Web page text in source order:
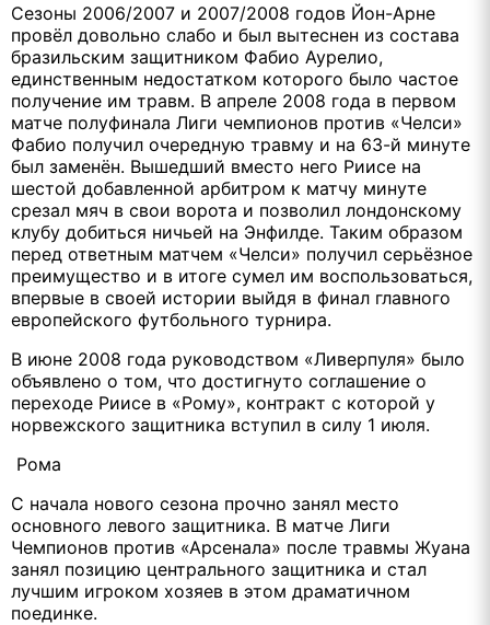
Сезоны 2006/2007 и 2007/2008 годов Йон-Арне
провёл довольно слабо и был вытеснен из состава
бразильским защитником Фабио Аурелио,
единственным недостатком которого было частое
получение им травм. В апреле 2008 года в первом
матче полуфинала Лиги чемпионов против «Челси»
Фабио получил очередную травму и на 63-й минуте
был заменён. Вышедший вместо него Риисе на
шестой добавленной арбитром к матчу минуте
срезал мяч в свои ворота и позволил лондонскому
клубу добиться ничьей на Энфилде. Таким образом
перед ответным матчем «Челси» получил серьёзное
преимущество и в итоге сумел им воспользоваться,
впервые в своей истории выйдя в финал главного
европейского футбольного турнира.
В июне 2008 года руководством «Ливерпуля» было
объявлено о том, что достигнуто соглашение о
переходе Риисе в «Рому», контракт с которой у
норвежского защитника вступил в силу 1 июля.
Рома
С начала нового сезона прочно занял место
основного левого защитника. В матче Лиги
Чемпионов против «Арсенала» после травмы Жуана
занял позицию центрального защитника и стал
лучшим игроком хозяев в этом драматичном
поединке.